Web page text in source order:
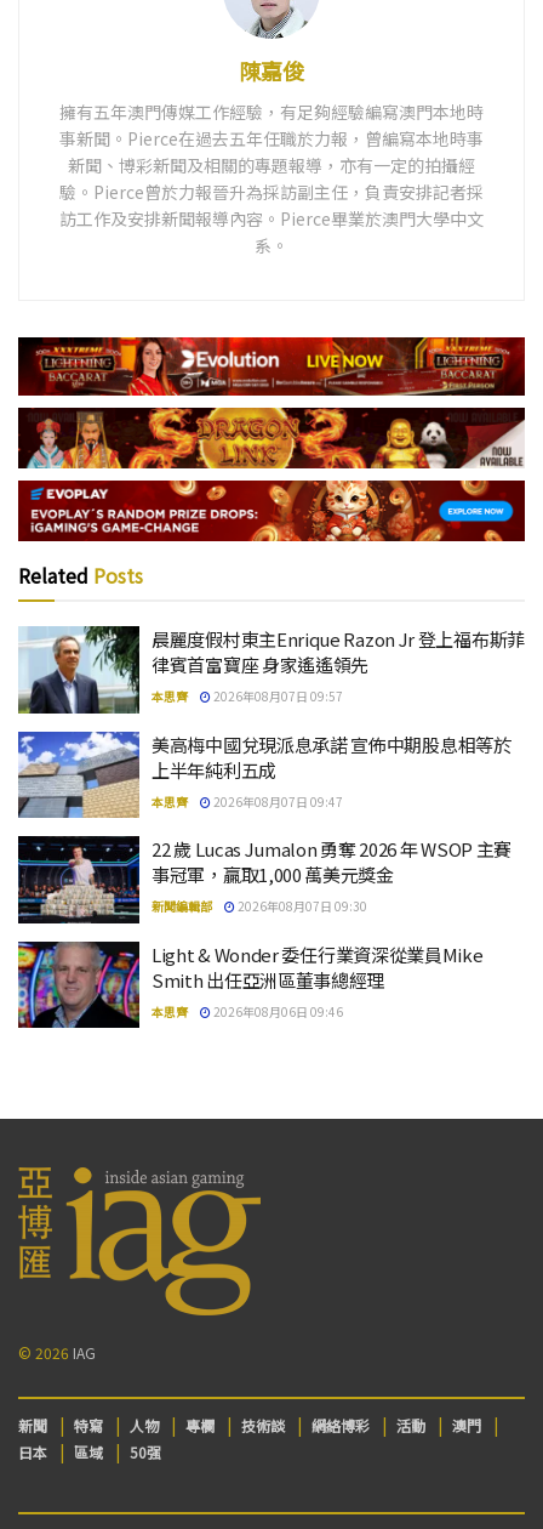
陳嘉俊
擁有五年澳門傳媒工作經驗，有足夠經驗編寫澳門本地時
事新聞。Pierce在過去五年任職於力報，曾編寫本地時事
新聞、博彩新聞及相關的專題報導，亦有一定的拍攝經
驗。Pierce曾於力報晉升為採訪副主任，負責安排記者採
訪工作及安排新聞報導內容。Pierce畢業於澳門大學中文
系。
Related Posts
晨麗度假村東主Enrique Razon Jr 登上福布斯菲
律賓首富寶座 身家遙遙領先
本思齊 2026年08月07日 09:57
美高梅中國兌現派息承諾 宣佈中期股息相等於
上半年純利五成
本思齊 2026年08月07日 09:47
22 歲 Lucas Jumalon 勇奪 2026 年 WSOP 主賽
事冠軍，贏取1,000 萬美元獎金
新聞編輯部 2026年08月07日 09:30
Light & Wonder 委任行業資深從業員Mike
Smith 出任亞洲區董事總經理
本思齊 2026年08月06日 09:46
© 2026 IAG
新聞 特寫 人物 專欄 技術談 網絡博彩 活動
澳門
日本
區域 50强